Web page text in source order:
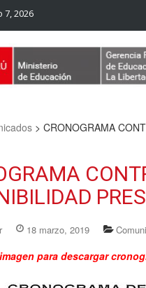
7, 2026
> CRONOGRAMA
18 marzo, 2019
para descargar